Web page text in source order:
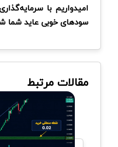
امیدواریم با
سودهای خوبی عاید شما
مقالات مرتبط